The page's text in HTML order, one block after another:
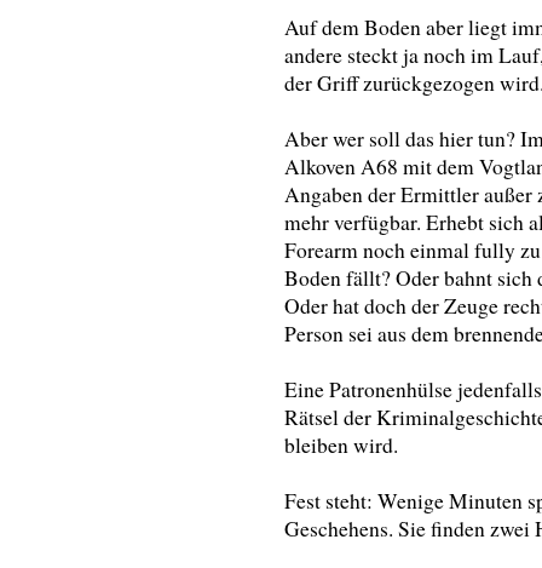
Auf dem Boden aber liegt
andere steckt ja noch im
der Griff zurückgezogen
Aber wer soll das hier tun?
Alkoven A68 mit dem
Angaben der Ermittler
mehr verfügbar. Erhebt sich
Forearm noch einmal fully
Boden fällt? Oder bahnt sich
Oder hat doch der Zeuge
Person sei aus dem
Eine Patronenhülse
Rätsel der
bleiben wird.
Fest steht: Wenige Minuten
Geschehens. Sie finden